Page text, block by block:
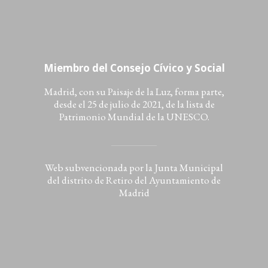
Miembro del Consejo Cívico y Social
Madrid, con su Paisaje de la Luz, forma parte,
desde el 25 de julio de 2021, de la lista de
Patrimonio Mundial de la UNESCO.
Web subvencionada por la Junta Municipal
del distrito de Retiro del Ayuntamiento de
Madrid